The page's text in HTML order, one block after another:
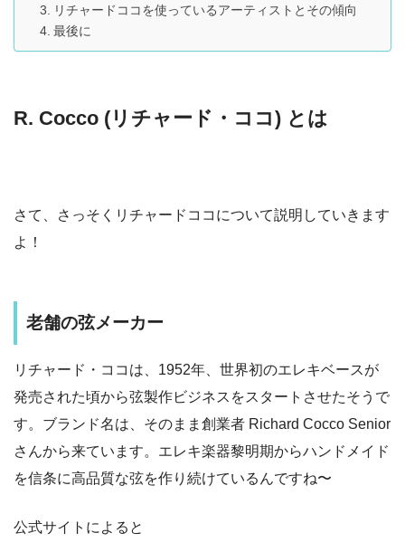
リチャードココを使っているアーティストとその傾向
最後に
R. Cocco (リチャード・ココ) とは
さて、さっそくリチャードココについて説明していきます
よ！
老舗の弦メーカー
リチャード・ココは、1952年、世界初のエレキベースが
発売された頃から弦製作ビジネスをスタートさせたそうで
す。ブランド名は、そのまま創業者 Richard Cocco Senior
さんから来ています。エレキ楽器黎明期からハンドメイド
を信条に高品質な弦を作り続けているんですね〜
公式サイトによると